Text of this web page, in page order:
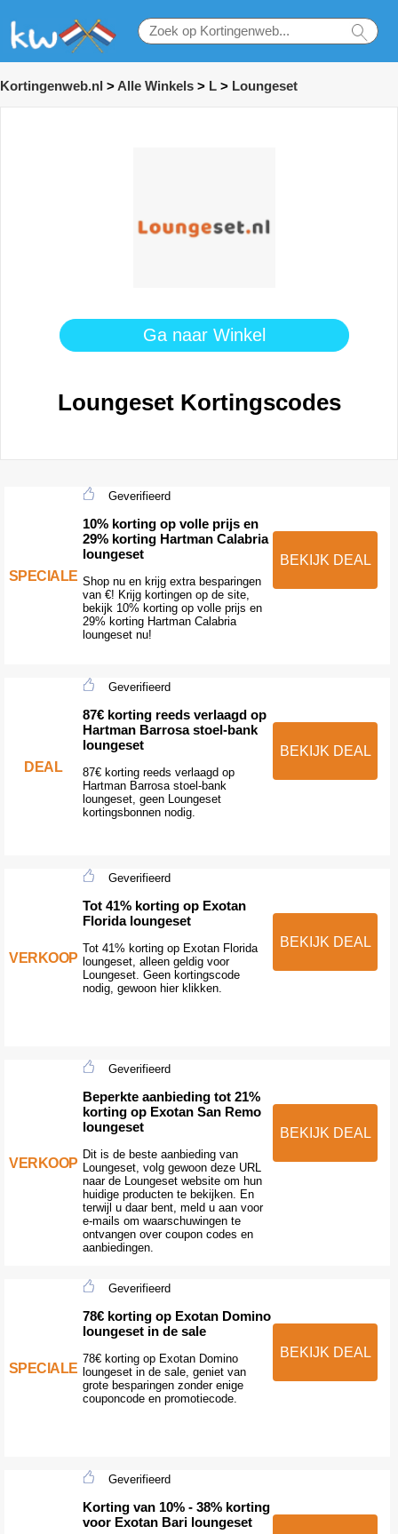
Kortingenweb.nl > Alle Winkels > L > Loungeset
Ga naar Winkel
Loungeset Kortingscodes
SPECIALE
Geverifieerd
10% korting op volle prijs en
29% korting Hartman Calabria
loungeset
Shop nu en krijg extra besparingen
van €! Krijg kortingen op de site,
bekijk 10% korting op volle prijs en
29% korting Hartman Calabria
loungeset nu!
BEKIJK DEAL
DEAL
Geverifieerd
87€ korting reeds verlaagd op
Hartman Barrosa stoel-bank
loungeset
87€ korting reeds verlaagd op
Hartman Barrosa stoel-bank
loungeset, geen Loungeset
kortingsbonnen nodig.
BEKIJK DEAL
VERKOOP
Geverifieerd
Tot 41% korting op Exotan
Florida loungeset
Tot 41% korting op Exotan Florida
loungeset, alleen geldig voor
Loungeset. Geen kortingscode
nodig, gewoon hier klikken.
BEKIJK DEAL
VERKOOP
Geverifieerd
Beperkte aanbieding tot 21%
korting op Exotan San Remo
loungeset
Dit is de beste aanbieding van
Loungeset, volg gewoon deze URL
naar de Loungeset website om hun
huidige producten te bekijken. En
terwijl u daar bent, meld u aan voor
e-mails om waarschuwingen te
ontvangen over coupon codes en
aanbiedingen.
BEKIJK DEAL
SPECIALE
Geverifieerd
78€ korting op Exotan Domino
loungeset in de sale
78€ korting op Exotan Domino
loungeset in de sale, geniet van
grote besparingen zonder enige
couponcode en promotiecode.
BEKIJK DEAL
Geverifieerd
Korting van 10% - 38% korting
voor Exotan Bari loungeset